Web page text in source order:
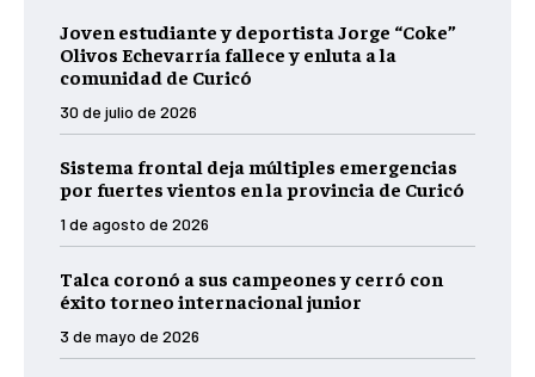
Joven estudiante y deportista Jorge “Coke”
Olivos Echevarría fallece y enluta a la
comunidad de Curicó
30 de julio de 2026
Sistema frontal deja múltiples emergencias
por fuertes vientos en la provincia de Curicó
1 de agosto de 2026
Talca coronó a sus campeones y cerró con
éxito torneo internacional junior
3 de mayo de 2026